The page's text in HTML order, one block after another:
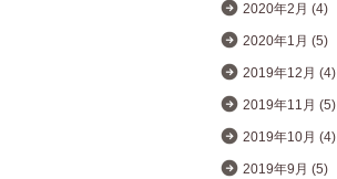
2020年2月 (4)
2020年1月 (5)
2019年12月 (4)
2019年11月 (5)
2019年10月 (4)
2019年9月 (5)